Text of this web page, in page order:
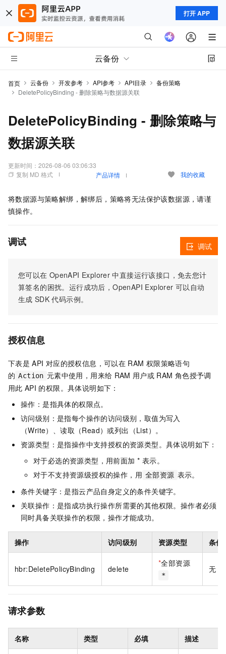
打开 APP
云备份
首页 云备份 开发参考 API参考 API目录
备份策略
DeletePolicyBinding - 删除策略与数据源关联
DeletePolicyBinding - 删除策略与
数据源关联
更新时间： 2026-08-06 03:06:33
复制 MD 格式
产品详情 我的收藏
将数据源与策略解绑，解绑后，策略将无法保护该数据源，请谨
慎操作。
调试
您可以在 OpenAPI Explorer 中直接运行该接口，免去您计
算签名的困扰。运行成功后，OpenAPI Explorer 可以自动
生成 SDK 代码示例。
调试
授权信息
下表是 API 对应的授权信息，可以在 RAM 权限策略语句
的 Action 元素中使用，用来给 RAM 用户或 RAM 角色授予调
用此 API 的权限。具体说明如下：
操作：是指具体的权限点。
访问级别：是指每个操作的访问级别，取值为写入
（Write）、读取（Read）或列出（List）。
资源类型：是指操作中支持授权的资源类型。具体说明如下：
对于必选的资源类型，用前面加 * 表示。
对于不支持资源级授权的操作，用 全部资源 表示。
条件关键字：是指云产品自身定义的条件关键字。
关联操作：是指成功执行操作所需要的其他权限。操作者必须
同时具备关联操作的权限，操作才能成功。
操作 访问级别 资源类型 条件
hbr:DeletePolicyBinding delete
*全部资源
*
无
请求参数
名称 类型 必填 描述